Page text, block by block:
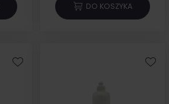
DO KOSZYKA